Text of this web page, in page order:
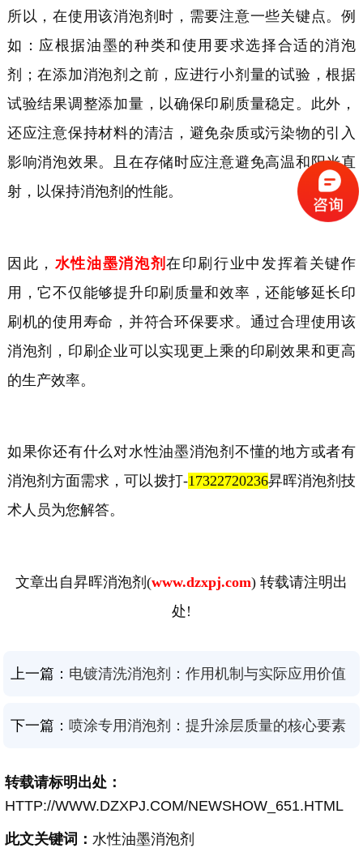
所以，在使用该消泡剂 时，需要注意一些关键点。例
如： 应根据油墨的种类和使用要求选择合适的消泡
剂
； 在添加消泡剂之前，应进行小剂量的试验，根据
试验结果调整添加量，以确保印刷质量稳定。此外，
还应注意保持材料的清洁，避免杂质或污染物的引入
影响消泡效果。
且在存储时应注意避免高温和阳光直
射，以保持消泡剂的性能。
因此， 水性油墨消泡剂在印刷行业中发挥着关键作
用，它不仅能够提升印刷质量和效率，还能够延长印
刷机的使用寿命，并符合环保要求。通过合理使用该
消泡剂，印刷企业可以实现更 上乘的印刷效果和更高
的生产效率。
如果你还有什么对水性油墨消泡剂不懂的地方或者有
消泡剂方面需求，可以拨打-17322720236昇晖消泡剂技
术人员为您解答。
文章出自昇晖消泡剂 (www.dzxpj.com) 转载请注明出
处!
上一篇： 电镀清洗消泡剂：作用机制与实际应用价值
下一篇：喷涂专用消泡剂：提升涂层质量的核心要素
转载请标明出处：
HTTP://WWW.DZXPJ.COM/NEWSHOW_651.HTML
此文关键词： 水性油墨消泡剂